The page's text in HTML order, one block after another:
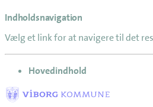
Indholdsnavigation
Vælg et link for at navigere til det
gå til
Hovedindhold